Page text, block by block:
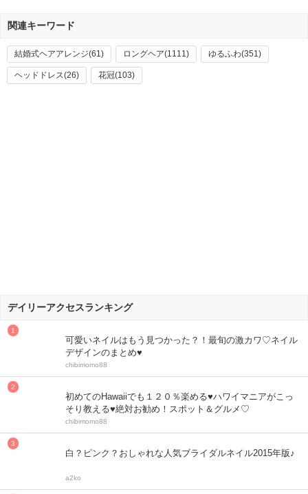
関連キーワード
結婚式ヘアアレンジ(61) ロングヘア(1111) ゆるふわ(351)
ヘッドドレス(26) 花冠(103)
デイリーアクセスランキング
可愛いネイルはもう見つかった？！最旬の激カワ♡ネイル
デザインのまとめ♥
chibimomo88
初めてのHawaiiでも１２０％楽める♥ハワイマニアがこっ
そり教える♥絶対お勧め！スポット＆グルメ♡
chibimomo88
白？ピンク？おしゃれな人気ブライダルネイル2015年版♪
a2ko